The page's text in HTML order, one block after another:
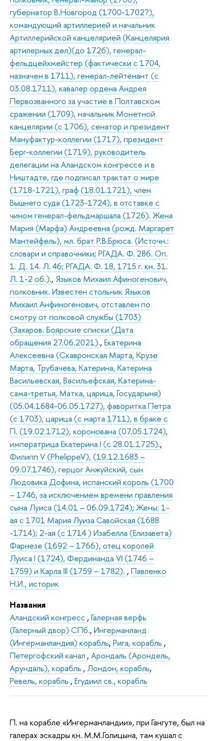
губернатор В.Новгород (1700-1702?),
командующий артиллерией и начальник
Артиллерийской канцелярией (Канцелярия
артилерных дел)(до 1726), генерал-
фельдцейхмейстер (фактически с 1704,
назначен в 1711), генерал-лейтенант (с
03.08.1711), кавалер ордена Андрея
Первозванного за участие в Полтавском
сражении (1709), начальник Монетной
канцелярии (с 1706), сенатор и президент
Мануфактур-коллегии (1717), президент
Берг-коллегии (1719), руководитель
делегации на Аландском конгрессе и в
Ништадте, где подписал трактат о мире
(1718-1721), граф (18.01.1721), член
Вышнего суда (1723-1724), в отставке с
чином генерал-фельдмаршала (1726). Жена
Мария (Марфа) Андреевна (рожд. Маргарет
Мантейфель), мл. брат Р.В.Брюса. (Источн.:
словари и справочники; РГАДА. Ф. 286. Оп.
1. Д. 14. Л. 46; РГАДА. Ф. 18, 1715 г. кн. 31.
Л. 1-2 об.)., Языков Михаил Афиногенович,
полковник. Известен стольник Языков
Михаил Анфиногенович, отставлен по
смотру от полковой службы (1703)
(Захаров. Боярские списки (Дата
обращения 27.06.2021)., Екатерина
Алексеевна (Скавронская Марта, Крузе
Марта, Трубачева, Катерина, Катерина
Васильевская, Васильефская, Катерина-
сама-третья, Матка, царица, Государыня)
(05.04.1684-06.05.1727), фаворитка Петра
(с 1703), царица (с марта 1711), в браке с
П. (19.02.1712), коронована (07.05.1724),
императрица Екатерина I (с 28.01.1725).,
Филипп V (PhelippeV), (19.12.1683 –
09.07.1746), герцог Анжуйский, сын
Людовика Дофина, испанский король (1700
– 1746, за исключением времени правления
сына Луиса (14.01 – 06.09.1724); Жены: 1-
ая с 1701 Мария Луиза Савойская (1688
-1714); 2-ая (с 1714 ) Изабелла (Елизавета)
Фарнезе (1692 – 1766), отец королей
Луиса I (1724), Фердинанда VI (1746 –
1759) и Карла III (1759 – 1782). , Павленко
Н.И., историк
Названия
Аландский конгресс , Галерная верфь
(Галерный двор) СПб., Ингерманланд
(Ингерманландия) корабль, Рига, корабль ,
Петергофский канал , Арондаль (Арондель,
Арундаль), корабль , Лондон, корабль,
Ревель, корабль , Егудиил св., корабль
П. на корабле «Ингерманландии», при Гангуте, был на
галерах эскадры кн. М.М.Голицына, там кушал с